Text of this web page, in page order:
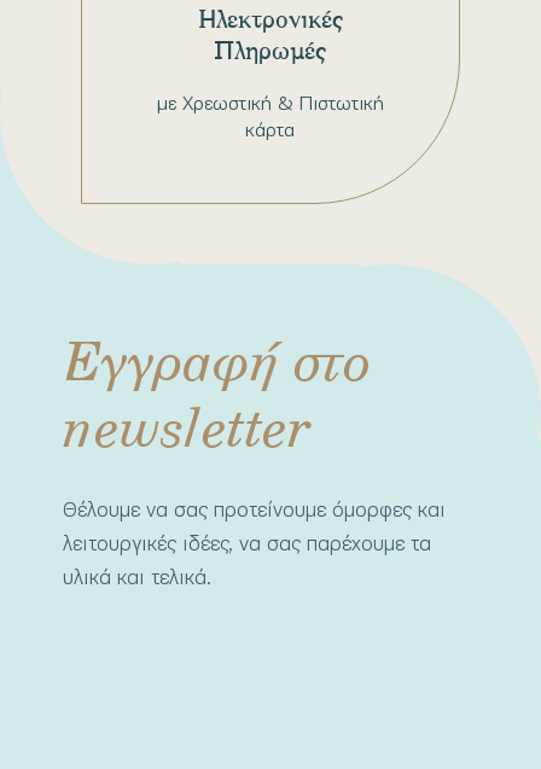
με Χρεωστική & Πιστωτική
κάρτα
Ηλεκτρονικές
Πληρωμές
Εγγραφή στο
newsletter
Θέλουμε να σας προτείνουμε όμορφες και
λειτουργικές ιδέες, να σας παρέχουμε τα
υλικά και τελικά.